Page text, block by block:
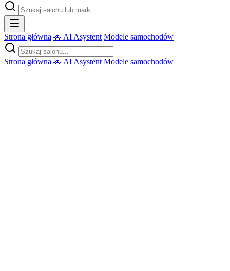
Strona główna 🚗 AI Asystent Modele samochodów
Strona główna 🚗 AI Asystent Modele samochodów